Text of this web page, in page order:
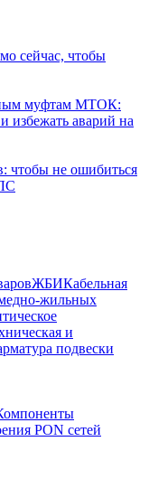
сейчас, чтобы
муфтам МТОК:
избежать аварий на
чтобы не ошибиться
ЖБИКабельная
жильных
и
подвески
PON сетей